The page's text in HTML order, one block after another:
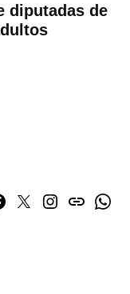
diputadas de
TwitterInstagram
issuu